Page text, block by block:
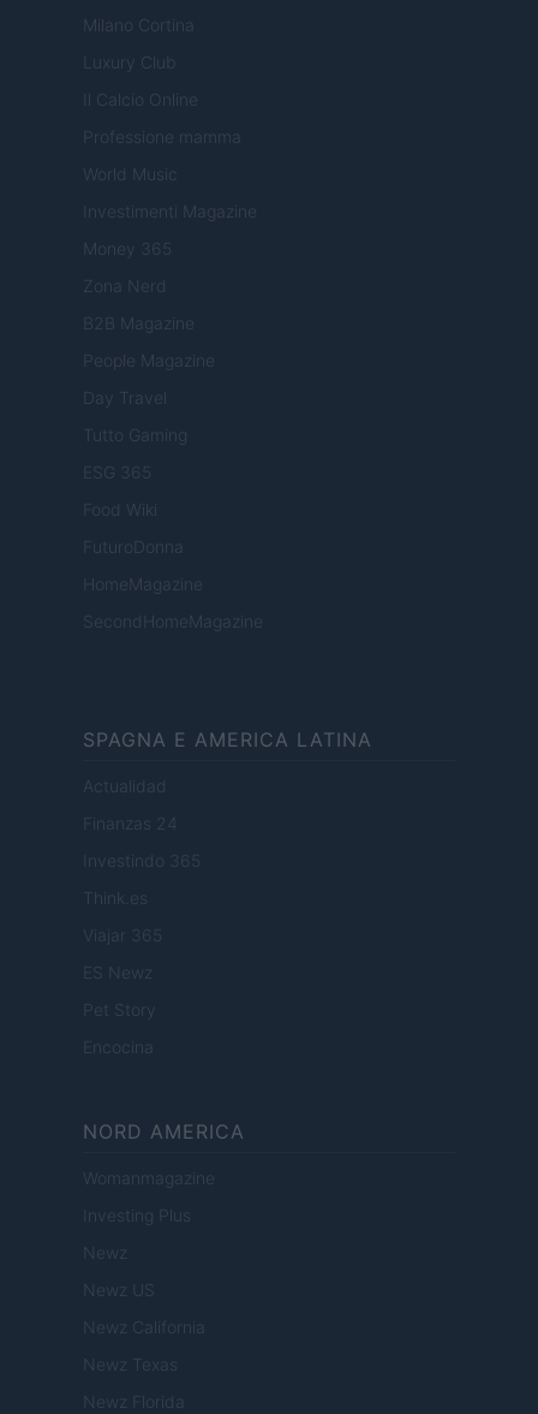
Milano Cortina
Luxury Club
Il Calcio Online
Professione mamma
World Music
Investimenti Magazine
Money 365
Zona Nerd
B2B Magazine
People Magazine
Day Travel
Tutto Gaming
ESG 365
Food Wiki
FuturoDonna
HomeMagazine
SecondHomeMagazine
SPAGNA E AMERICA LATINA
Actualidad
Finanzas 24
Investindo 365
Think.es
Viajar 365
ES Newz
Pet Story
Encocina
NORD AMERICA
Womanmagazine
Investing Plus
Newz
Newz US
Newz California
Newz Texas
Newz Florida